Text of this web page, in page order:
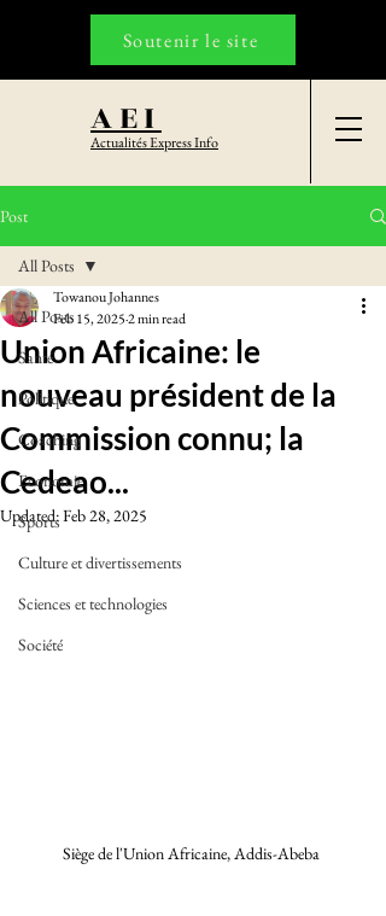
AEI
Actualités Express Info
Soutenir le site
Post
All Posts
Santé
Politique
Coaching
Economie
Sports
Culture et divertissements
Sciences et technologies
Société
All Posts
Union Africaine: le
nouveau président de la
Commission connu; la
Cedeao...
Towanou Johannes
Feb 15, 20252 min read
Updated:Feb 28, 2025
Siège de l'Union Africaine, Addis-Abeba